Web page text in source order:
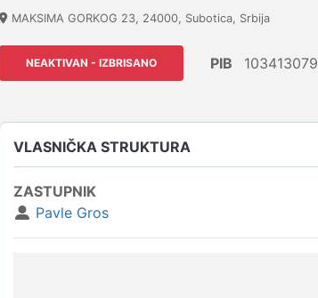
MAKSIMA GORKOG 23, 24000, Subotica, Srbija
NEAKTIVAN - IZBRISANO PIB 103413079
VLASNIČKA STRUKTURA
ZASTUPNIK
Pavle Gros